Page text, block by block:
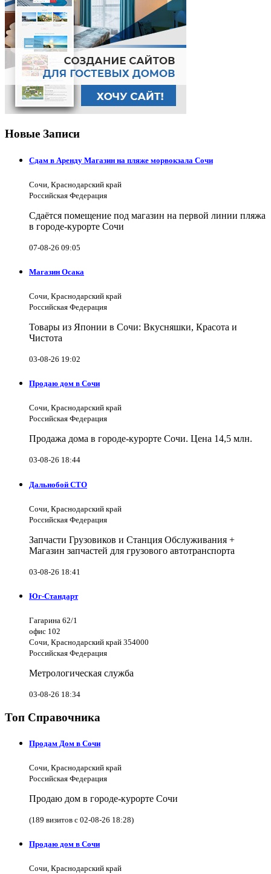
Новые Записи
Сдам в Аренду Магазин на пляже морвокзала Сочи
Сочи, Краснодарский край
Российская Федерация
Сдаётся помещение под магазин на первой линии пляжа
в городе-курорте Сочи
07-08-26 09:05
Магазин Осака
Сочи, Краснодарский край
Российская Федерация
Товары из Японии в Сочи: Вкусняшки, Красота и
Чистота
03-08-26 19:02
Продаю дом в Сочи
Сочи, Краснодарский край
Российская Федерация
Продажа дома в городе-курорте Сочи. Цена 14,5 млн.
03-08-26 18:44
Дальнобой СТО
Сочи, Краснодарский край
Российская Федерация
Запчасти Грузовиков и Станция Обслуживания +
Магазин запчастей для грузового автотранспорта
03-08-26 18:41
Юг-Стандарт
Гагарина 62/1
офис 102
Сочи, Краснодарский край 354000
Российская Федерация
Метрологическая служба
03-08-26 18:34
Топ Справочника
Продам Дом в Сочи
Сочи, Краснодарский край
Российская Федерация
Продаю дом в городе-курорте Сочи
(189 визитов с 02-08-26 18:28)
Продаю дом в Сочи
Сочи, Краснодарский край